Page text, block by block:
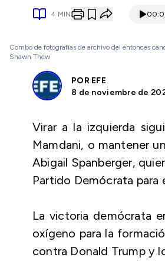
4 MIN
Combo de fotografías de archivo del entonces
Shawn Thew
POR EFE
8 de noviembre de
Virar a la izquierda
Mamdani, o mantener
Abigail Spanberger,
Partido Demócrata
La victoria demócrata
oxígeno para la
contra Donald Trump y